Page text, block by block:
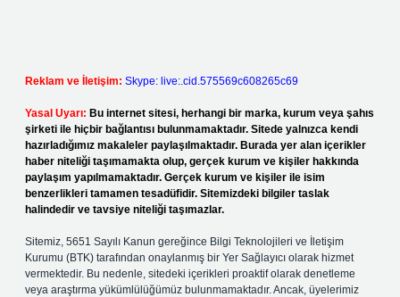
Reklam ve İletişim: Skype: live:.cid.575569c608265c69
Yasal Uyarı: Bu internet sitesi, herhangi bir marka, kurum veya şahıs
şirketi ile hiçbir bağlantısı bulunmamaktadır. Sitede yalnızca kendi
hazırladığımız makaleler paylaşılmaktadır. Burada yer alan içerikler
haber niteliği taşımamakta olup, gerçek kurum ve kişiler hakkında
paylaşım yapılmamaktadır. Gerçek kurum ve kişiler ile isim
benzerlikleri tamamen tesadüfidir. Sitemizdeki bilgiler taslak
halindedir ve tavsiye niteliği taşımazlar.
Sitemiz, 5651 Sayılı Kanun gereğince Bilgi Teknolojileri ve İletişim
Kurumu (BTK) tarafından onaylanmış bir Yer Sağlayıcı olarak hizmet
vermektedir. Bu nedenle, sitedeki içerikleri proaktif olarak denetleme
veya araştırma yükümlülüğümüz bulunmamaktadır. Ancak, üyelerimiz